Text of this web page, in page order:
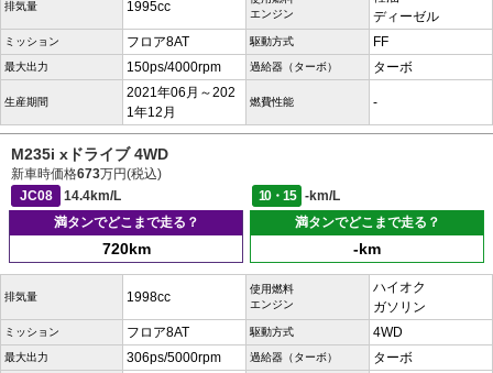
排気量 1995cc
エンジン
ディーゼル
ミッション フロア8AT 駆動方式 FF
最大出力 150ps/4000rpm 過給器（ターボ） ターボ
生産期間
2021年06月～202
1年12月
燃費性能 -
M235i xドライブ 4WD
新車時価格673万円(税込)
JC08
14.4km/L 10・15
-km/L
満タンでどこまで走る？
720km
満タンでどこまで走る？
-km
排気量 1998cc
使用燃料
エンジン
ハイオク
ガソリン
ミッション フロア8AT 駆動方式 4WD
最大出力 306ps/5000rpm 過給器（ターボ） ターボ